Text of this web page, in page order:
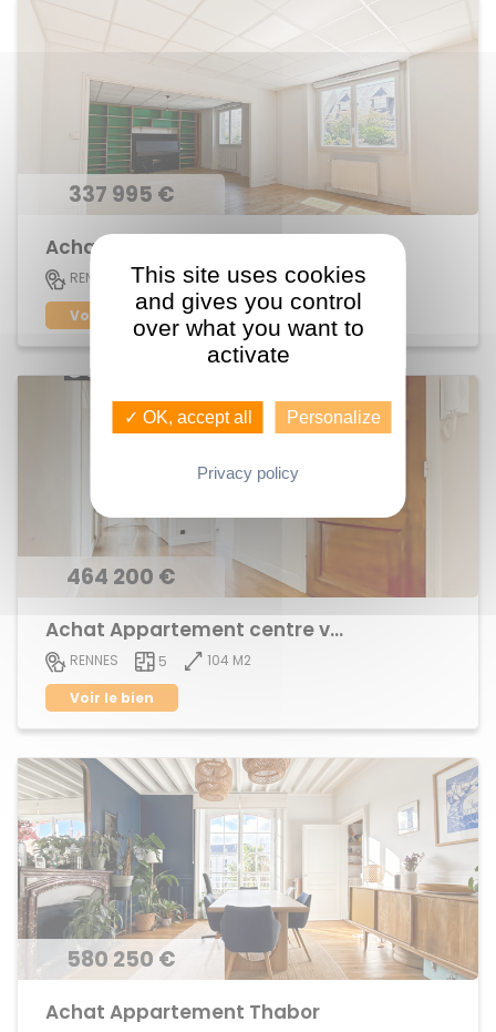
337 995 €
RENNES 5
113 M2
Voir le bien
464 200 €
Achat Appartement centre ville
RENNES 5
104 M2
Voir le bien
580 250 €
Achat Appartement Thabor
This site uses cookies
and gives you control
over what you want to
activate
✓ OK, accept all Personalize
Privacy policy